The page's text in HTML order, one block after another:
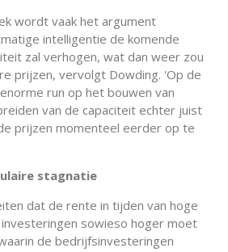
wordt vaak het argument
intelligentie de komende
zal verhogen, wat dan weer zou
prijzen, vervolgt Dowding. 'Op de
run op het bouwen van
van de capaciteit echter juist
prijzen momenteel eerder op te
stagnatie
dat de rente in tijden van hoge
sowieso hoger moet
de bedrijfsinvesteringen